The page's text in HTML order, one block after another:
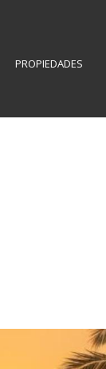
PROPIEDADES